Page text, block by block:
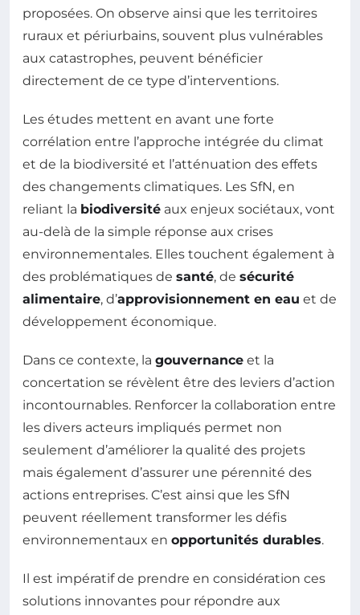
proposées. On observe ainsi que les territoires
ruraux et périurbains, souvent plus vulnérables
aux catastrophes, peuvent bénéficier
directement de ce type d’interventions.
Les études mettent en avant une forte
corrélation entre l’approche intégrée du climat
et de la biodiversité et l’atténuation des effets
des changements climatiques. Les SfN, en
reliant la biodiversité aux enjeux sociétaux, vont
au-delà de la simple réponse aux crises
environnementales. Elles touchent également à
des problématiques de santé, de sécurité
alimentaire, d’approvisionnement en eau et de
développement économique.
Dans ce contexte, la gouvernance et la
concertation se révèlent être des leviers d’action
incontournables. Renforcer la collaboration entre
les divers acteurs impliqués permet non
seulement d’améliorer la qualité des projets
mais également d’assurer une pérennité des
actions entreprises. C’est ainsi que les SfN
peuvent réellement transformer les défis
environnementaux en opportunités durables.
Il est impératif de prendre en considération ces
solutions innovantes pour répondre aux